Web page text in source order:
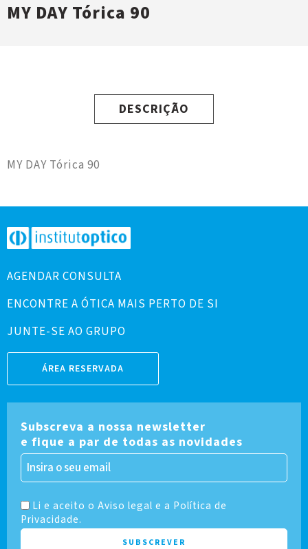
MY DAY Tórica 90
DESCRIÇÃO
MY DAY Tórica 90
AGENDAR CONSULTA
ENCONTRE A ÓTICA MAIS PERTO DE SI
JUNTE-SE AO GRUPO
ÁREA RESERVADA
Subscreva a nossa newsletter
e fique a par de todas as novidades
Li e aceito o Aviso legal e a Política de
Privacidade.